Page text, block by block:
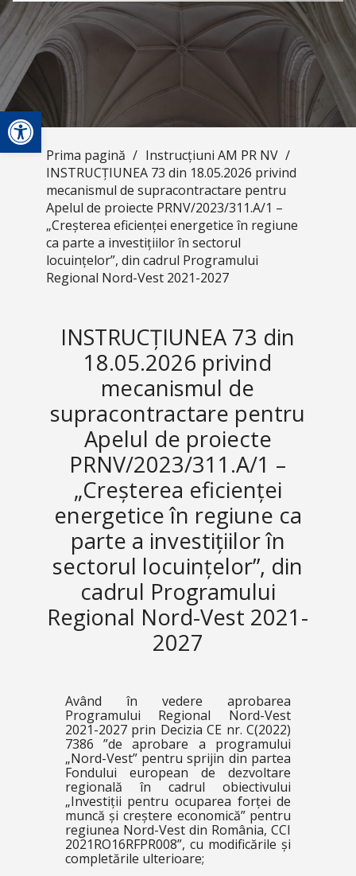
Deschide bara de unelte
Prima pagină / Instrucțiuni AM PR NV /
INSTRUCȚIUNEA 73 din 18.05.2026 privind
mecanismul de supracontractare pentru
Apelul de proiecte PRNV/2023/311.A/1 –
„Creșterea eficienței energetice în regiune
ca parte a investițiilor în sectorul
locuințelor”, din cadrul Programului
Regional Nord-Vest 2021-2027
INSTRUCȚIUNEA 73 din
18.05.2026 privind
mecanismul de
supracontractare pentru
Apelul de proiecte
PRNV/2023/311.A/1 –
„Creșterea eficienței
energetice în regiune ca
parte a investițiilor în
sectorul locuințelor”, din
cadrul Programului
Regional Nord-Vest 2021-
2027
Având în vedere aprobarea
Programului Regional Nord-Vest
2021-2027 prin Decizia CE nr. C(2022)
7386 ”de aprobare a programului
„Nord-Vest” pentru sprijin din partea
Fondului european de dezvoltare
regională în cadrul obiectivului
„Investiții pentru ocuparea forței de
muncă și creștere economică” pentru
regiunea Nord-Vest din România, CCI
2021RO16RFPR008”, cu modificările și
completările ulterioare;